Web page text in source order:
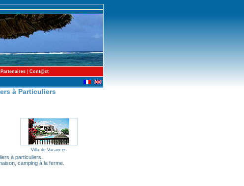
Partenaires| Cont@ct
à Particuliers
Villa de Vacances
à particuliers.
camping à la ferme.